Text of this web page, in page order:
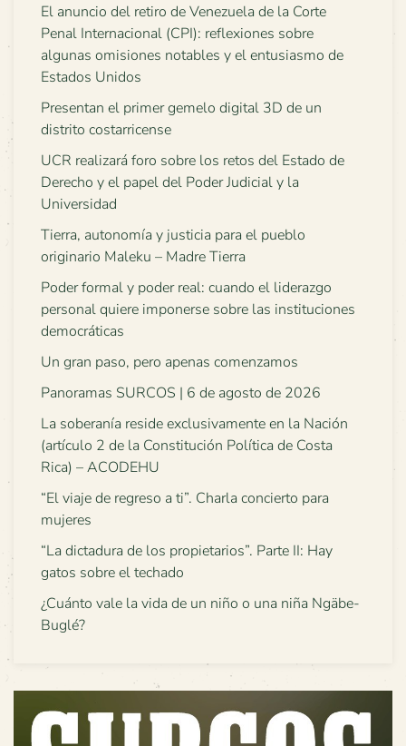
El anuncio del retiro de Venezuela de la Corte
Penal Internacional (CPI): reflexiones sobre
algunas omisiones notables y el entusiasmo de
Estados Unidos
Presentan el primer gemelo digital 3D de un
distrito costarricense
UCR realizará foro sobre los retos del Estado de
Derecho y el papel del Poder Judicial y la
Universidad
Tierra, autonomía y justicia para el pueblo
originario Maleku – Madre Tierra
Poder formal y poder real: cuando el liderazgo
personal quiere imponerse sobre las instituciones
democráticas
Un gran paso, pero apenas comenzamos
Panoramas SURCOS | 6 de agosto de 2026
La soberanía reside exclusivamente en la Nación
(artículo 2 de la Constitución Política de Costa
Rica) – ACODEHU
“El viaje de regreso a ti”. Charla concierto para
mujeres
“La dictadura de los propietarios”. Parte II: Hay
gatos sobre el techado
¿Cuánto vale la vida de un niño o una niña Ngäbe-
Buglé?